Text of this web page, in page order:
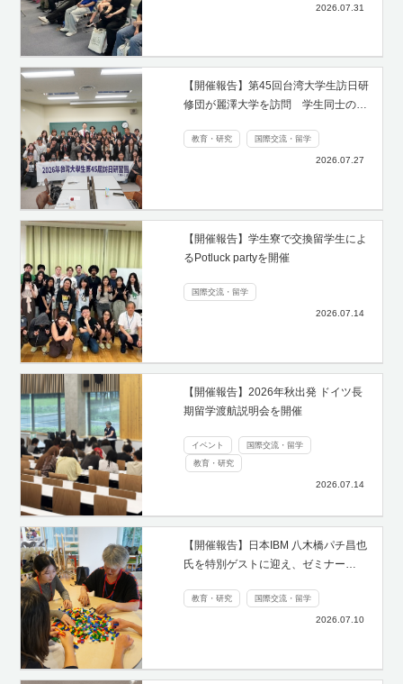
2026.07.31
【開催報告】第45回台湾大学生訪日研
修団が麗澤大学を訪問 学生同士の…
教育・研究 国際交流・留学
2026.07.27
【開催報告】学生寮で交換留学生によ
るPotluck partyを開催
国際交流・留学
2026.07.14
【開催報告】2026年秋出発 ドイツ長
期留学渡航説明会を開催
イベント
国際交流・留学
教育・研究
2026.07.14
【開催報告】日本IBM 八木橋パチ昌也
氏を特別ゲストに迎え、ゼミナー…
教育・研究 国際交流・留学
2026.07.10